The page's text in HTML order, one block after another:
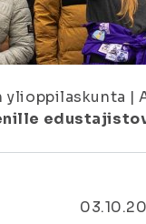
ylioppilaskunta |